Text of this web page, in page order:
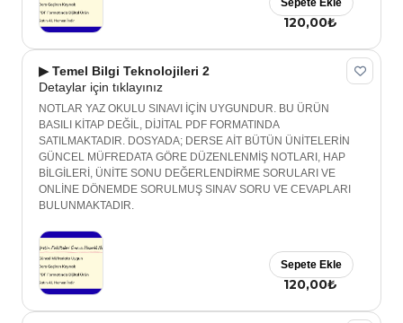
120,00₺
Sepete Ekle
▶ Temel Bilgi Teknolojileri 2
Detaylar için tıklayınız
NOTLAR YAZ OKULU SINAVI İÇİN UYGUNDUR. BU ÜRÜN
BASILI KİTAP DEĞİL, DİJİTAL PDF FORMATINDA
SATILMAKTADIR. DOSYADA; DERSE AİT BÜTÜN ÜNİTELERİN
GÜNCEL MÜFREDATA GÖRE DÜZENLENMİŞ NOTLARI, HAP
BİLGİLERİ, ÜNİTE SONU DEĞERLENDİRME SORULARI VE
ONLİNE DÖNEMDE SORULMUŞ SINAV SORU VE CEVAPLARI
BULUNMAKTADIR.
120,00₺
Sepete Ekle